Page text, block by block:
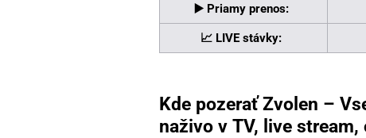
▶️ Priamy prenos:
📈 LIVE stávky:
Kde pozerať Zvolen –
naživo v TV, live stream,